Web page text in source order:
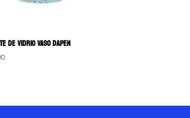
DE VIDRIO VASO DAPEN